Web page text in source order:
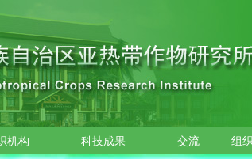
机构 科技成果 交流 组